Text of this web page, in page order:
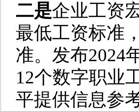
二是企业工资
最低工资标准
准。发布2024
12个数字职业
平提供信息参